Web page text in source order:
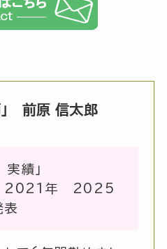
」 前原 信太郎
実績」
2021年 2025